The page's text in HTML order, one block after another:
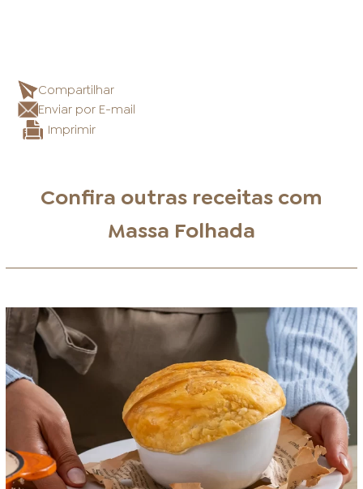
Compartilhar
Enviar por E-mail
Imprimir
Confira outras receitas com
Massa Folhada